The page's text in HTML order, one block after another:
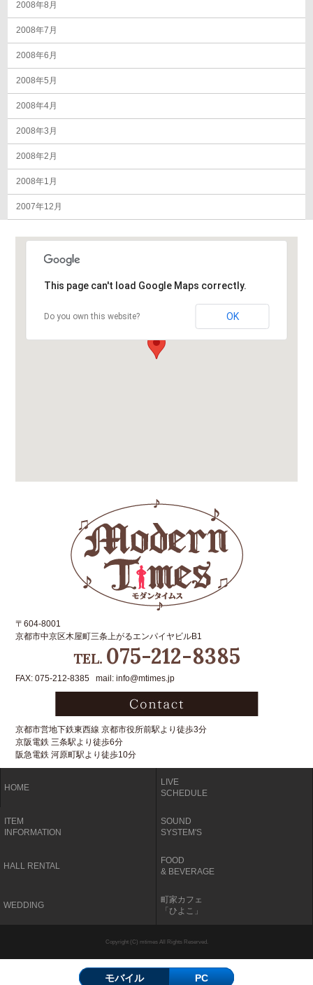
2008年8月
2008年7月
2008年6月
2008年5月
2008年4月
2008年3月
2008年2月
2008年1月
2007年12月
This page can't load Google Maps correctly.
Do you own this website? OK
〒604-8001
京都市中京区木屋町三条上がるエンパイヤビルB1
TEL. 075-212-8385
FAX: 075-212-8385 mail: info@mtimes.jp
京都市営地下鉄東西線 京都市役所前駅より徒歩3分
京阪電鉄 三条駅より徒歩6分
阪急電鉄 河原町駅より徒歩10分
HOME
LIVE
SCHEDULE
ITEM
INFORMATION
SOUND
SYSTEM'S
HALL RENTAL
FOOD
& BEVERAGE
WEDDING
町家カフェ
「ひよこ」
Copyright (C) mtimes All Rights Reserved.
モバイル PC